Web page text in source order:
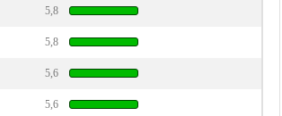
5,8
5,8
5,6
5,6